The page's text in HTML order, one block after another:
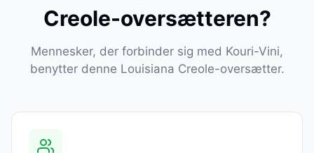
Creole-oversætteren?
Mennesker, der forbinder sig med Kouri-Vini,
benytter denne Louisiana Creole-oversætter.